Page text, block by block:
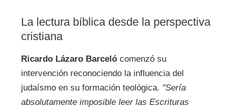
La lectura bíblica desde la perspectiva
cristiana
Ricardo Lázaro Barcelócomenzó su
intervención reconociendo la influencia del
judaísmo en su formación teológica. "Sería
absolutamente imposible leer las Escrituras